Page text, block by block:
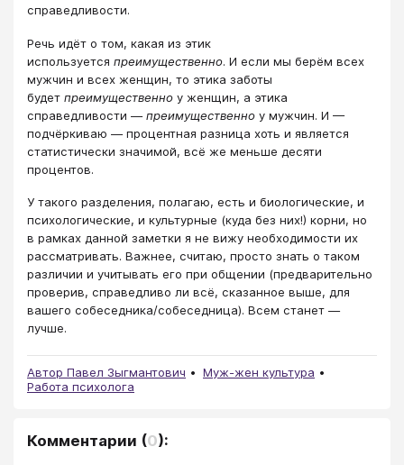
справедливости.
Речь идёт о том, какая из этик
используется преимущественно. И если мы берём всех
мужчин и всех женщин, то этика заботы
будет преимущественно у женщин, а этика
справедливости —преимущественно у мужчин. И —
подчёркиваю — процентная разница хоть и является
статистически значимой, всё же меньше десяти
процентов.
У такого разделения, полагаю, есть и биологические, и
психологические, и культурные (куда без них!) корни, но
в рамках данной заметки я не вижу необходимости их
рассматривать. Важнее, считаю, просто знать о таком
различии и учитывать его при общении (предварительно
проверив, справедливо ли всё, сказанное выше, для
вашего собеседника/собеседница). Всем станет —
лучше.
Автор Павел Зыгмантович
Муж-жен культура
Работа психолога
Комментарии (0):